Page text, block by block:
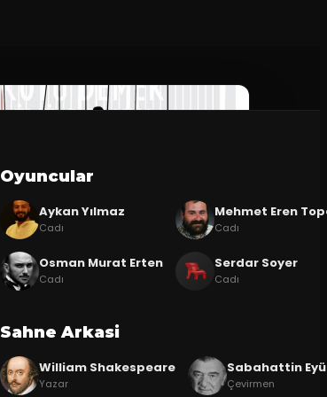
Oyuncular
Aykan Yılmaz
Cadı
Mehmet Eren
Cadı
Osman Murat Erten
Cadı
Serdar Soyer
Cadı
Sahne Arkasi
William Shakespeare
Yazar
Sabahattin
Çevirmen